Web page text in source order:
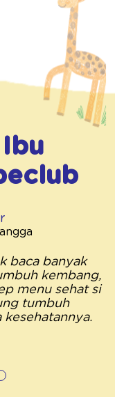
baca banyak
kembang,
menu sehat si
tumbuh